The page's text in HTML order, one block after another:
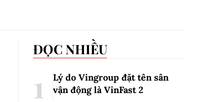
ĐỌC NHIỀU
Lý do Vingroup đặt tên sân
vận động là VinFast2